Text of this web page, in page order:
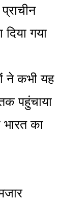
गया
ने कभी यह
पहुंचाया
का